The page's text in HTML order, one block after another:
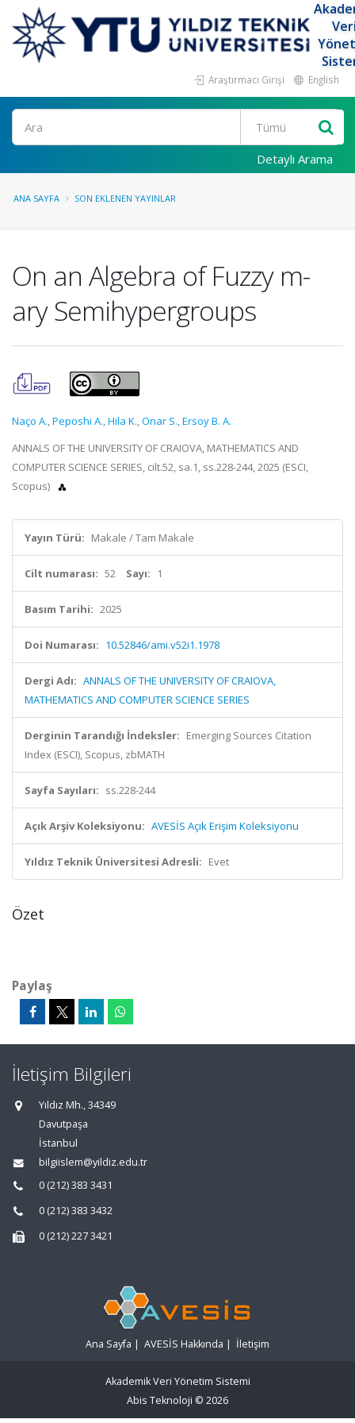
Araştırmacı Girişi English
Ara
Detaylı Arama
ANA SAYFA SON EKLENEN YAYINLAR
On an Algebra of Fuzzy m-
ary Semihypergroups
Naço A.,Peposhi A.,Hila K.,Onar S.,Ersoy B. A.
ANNALS OF THE UNIVERSITY OF CRAIOVA, MATHEMATICS AND
COMPUTER SCIENCE SERIES, cilt.52, sa.1, ss.228-244, 2025 (ESCI,
Scopus)
Yayın Türü: Makale / Tam Makale
Cilt numarası: 52 Sayı: 1
Basım Tarihi: 2025
Doi Numarası: 10.52846/ami.v52i1.1978
Dergi Adı: ANNALS OF THE UNIVERSITY OF CRAIOVA,
MATHEMATICS AND COMPUTER SCIENCE SERIES
Derginin Tarandığı İndeksler: Emerging Sources Citation
Index (ESCI), Scopus, zbMATH
Sayfa Sayıları: ss.228-244
Açık Arşiv Koleksiyonu: AVESİS Açık Erişim Koleksiyonu
Yıldız Teknik Üniversitesi Adresli: Evet
Özet
Paylaş
İletişim Bilgileri
Yıldız Mh., 34349
Davutpaşa
İstanbul
bilgiislem@yildiz.edu.tr
0 (212) 383 3431
0 (212) 383 3432
0 (212) 227 3421
Ana Sayfa | AVESİS Hakkında | İletişim
Akademik Veri Yönetim Sistemi
Abis Teknoloji © 2026